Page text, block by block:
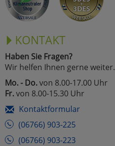
KONTAKT
Haben Sie Fragen?
Wir helfen Ihnen gerne weiter.
Mo. - Do.von 8.00-17.00 Uhr
Fr.von 8.00-15.30 Uhr
Kontaktformular
(06766) 903-225
(06766) 903-223